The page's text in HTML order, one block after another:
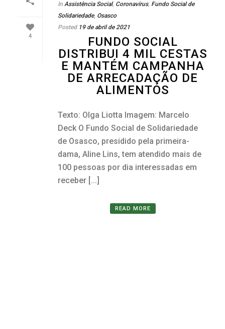
4
In Assistência Social, Coronavírus, Fundo Social de
Solidariedade, Osasco
Posted 19 de abril de 2021
FUNDO SOCIAL
DISTRIBUI 4 MIL CESTAS
E MANTÉM CAMPANHA
DE ARRECADAÇÃO DE
ALIMENTOS
Texto: Olga Liotta Imagem: Marcelo
Deck O Fundo Social de Solidariedade
de Osasco, presidido pela primeira-
dama, Aline Lins, tem atendido mais de
100 pessoas por dia interessadas em
receber [...]
READ MORE